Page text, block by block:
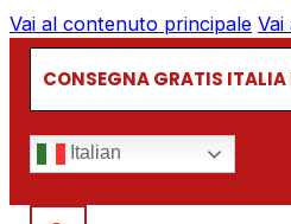
Vai al contenuto principale Vai
CONSEGNA GRATIS ITALIA
Italian